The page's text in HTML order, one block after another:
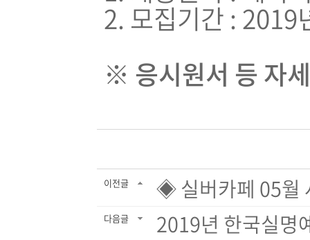
2. 모집기간 :
※ 응시원서 등 자
이전글 ◈ 실버카페 05월
다음글 2019년 한국실명